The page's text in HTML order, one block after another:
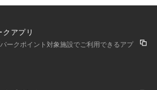
アプリ
ークポイント対象施設でご利用できるアプ